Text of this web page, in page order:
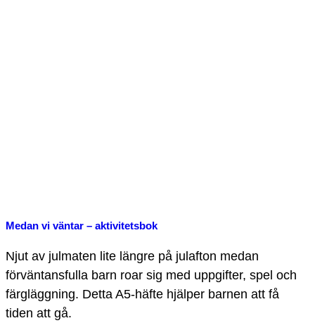
Medan vi väntar – aktivitetsbok
Njut av julmaten lite längre på julafton medan
förväntansfulla barn roar sig med uppgifter, spel och
färgläggning. Detta A5-häfte hjälper barnen att få
tiden att gå.